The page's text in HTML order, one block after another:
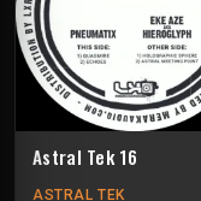
Astral Tek 16
ASTRAL TEK